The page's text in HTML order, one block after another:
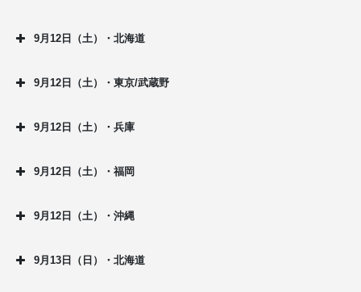
9月12日（土）・北海道
9月12日（土）・東京/武蔵野
9月12日（土）・兵庫
9月12日（土）・福岡
9月12日（土）・沖縄
9月13日（日）・北海道